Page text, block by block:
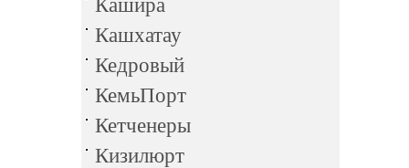
Кашира
Кашхатау
Кедровый
КемьПорт
Кетченеры
Кизилюрт